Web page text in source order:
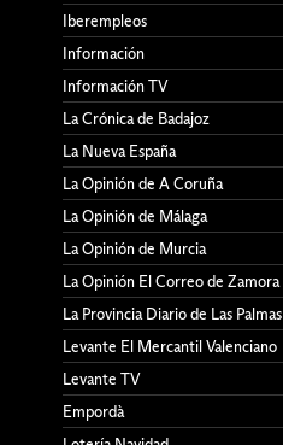
Iberempleos
Información
Información TV
La Crónica de Badajoz
La Nueva España
La Opinión de A Coruña
La Opinión de Málaga
La Opinión de Murcia
La Opinión El Correo de Zamora
La Provincia Diario de Las Palmas
Levante El Mercantil Valenciano
Levante TV
Empordà